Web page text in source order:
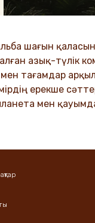
адалдық және
DISCOVER
шағын
азық-түлік
мен тағамдар
ерекше
мен